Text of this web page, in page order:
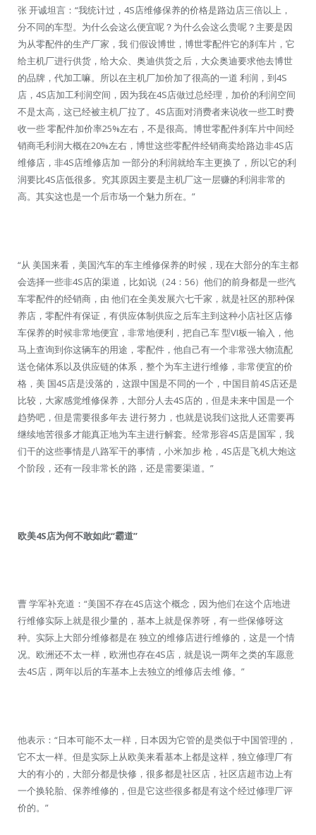
张 开诚坦言：“我统计过，4S店维修保养的价格是路边店三倍以上，
分不同的车型。为什么会这么便宜呢？为什么会这么贵呢？主要是因
为从零配件的生产厂家，我 们假设博世，博世零配件它的刹车片，它
给主机厂进行供货，给大众、奥迪供货之后，大众奥迪要求他去博世
的品牌，代加工嘛。所以在主机厂加价加了很高的一道 利润，到4S
店，4S店加工利润空间，因为我在4S店做过总经理，加价的利润空间
不是太高，这已经被主机厂拉了。4S店面对消费者来说收一些工时费
收一些 零配件加价率25%左右，不是很高。博世零配件刹车片中间经
销商毛利润大概在20%左右，博世这些零配件经销商卖给路边非4S店
维修店，非4S店维修店加 一部分的利润就给车主更换了，所以它的利
润要比4S店低很多。究其原因主要是主机厂这一层赚的利润非常的
高。其实这也是一个后市场一个魅力所在。”
“从 美国来看，美国汽车的车主维修保养的时候，现在大部分的车主都
会选择一些非4S店的渠道，比如说（24：56）他们的前身都是一些汽
车零配件的经销商，由 他们在全美发展六七千家，就是社区的那种保
养店，零配件有保证，有供应体制供应之后车主到这种小店社区店修
车保养的时候非常地便宜，非常地便利，把自己车 型VI板一输入，他
马上查询到你这辆车的用途，零配件，他自己有一个非常强大物流配
送仓储体系以及供应链的体系，整个为车主进行维修，非常便宜的价
格，美 国4S店是没落的，这跟中国是不同的一个，中国目前4S店还是
比较，大家感觉维修保养，大部分人去4S店的，但是未来中国是一个
趋势吧，但是需要很多年去 进行努力，也就是说我们这批人还需要再
继续地苦很多才能真正地为车主进行解套。经常形容4S店是国军，我
们干的这些事情是八路军干的事情，小米加步 枪，4S店是飞机大炮这
个阶段，还有一段非常长的路，还是需要渠道。”
欧美4S店为何不敢如此“霸道”
曹 学军补充道：“美国不存在4S店这个概念，因为他们在这个店地进
行维修实际上就是很少量的，基本上就是保养呀，有一些保修呀这
种。实际上大部分维修都是在 独立的维修店进行维修的，这是一个情
况。欧洲还不太一样，欧洲也存在4S店，就是说一两年之类的车愿意
去4S店，两年以后的车基本上去独立的维修店去维 修。”
他表示：“日本可能不太一样，日本因为它管的是类似于中国管理的，
它不太一样。但是实际上从欧美来看基本上都是这样，独立修理厂有
大的有小的，大部分都是快修，很多都是社区店，社区店超市边上有
一个换轮胎、保养维修的，但是它这些很多都是有这个经过修理厂评
价的。”